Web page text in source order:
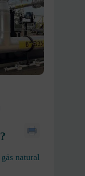
?
gás natural